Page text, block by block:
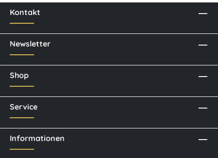
Kontakt
Newsletter
Shop
Service
Informationen